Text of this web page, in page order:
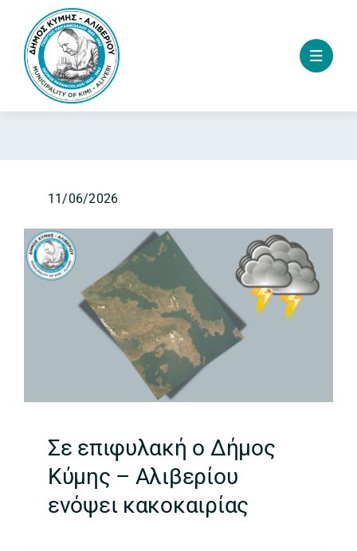
content
11/06/2026
Σε επιφυλακή ο Δήμος
Κύμης – Αλιβερίου
ενόψει κακοκαιρίας